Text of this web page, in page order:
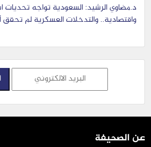
د.مضاوي الرشيد: السعودية تواجه تحديات
واقتصادية.. والتدخلات العسكرية لم تحقق
عن الصحيفة